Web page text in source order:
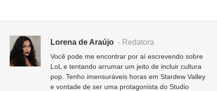
Lorena de Araújo - Redatora
Você pode me encontrar por aí escrevendo sobre
LoL e tentando arrumar um jeito de incluir cultura
pop. Tenho imensuráveis horas em Stardew Valley
e vontade de ser uma protagonista do Studio